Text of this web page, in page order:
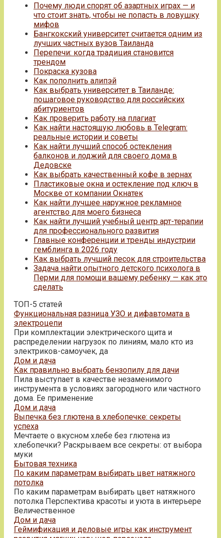
Почему люди спорят об азартных играх — и
что стоит знать, чтобы не попасть в ловушку
мифов
Бангкокский университет считается одним из
лучших частных вузов Таиланда
Перепечи: когда традиция становится
трендом
Покраска кузова
Как пополнить алипэй
Как выбрать университет в Таиланде:
пошаговое руководство для российских
абитуриентов
Как проверить работу на плагиат
Как найти настоящую любовь в Telegram:
реальные истории и советы
Как найти лучший способ остекления
балконов и лоджий для своего дома в
Дедовске
Как выбрать качественный кофе в зернах
Пластиковые окна и остекление под ключ в
Москве от компании Окнатек
Как найти лучшее наружное рекламное
агентство для моего бизнеса
Как найти лучший учебный центр арт-терапии
для профессионального развития
Главные конференции и тренды индустрии
гемблинга в 2026 году
Как выбрать лучший песок для строительства
Задача найти опытного детского психолога в
Перми для помощи вашему ребенку — как это
сделать
ТОП-5 статей
Функциональная разница УЗО и дифавтомата в
электроцепи
При комплектации электрического щита и
распределении нагрузок по линиям, мало кто из
электриков-самоучек, да
Дом и дача
Как правильно выбрать бензопилу для дачи
Пила выступает в качестве незаменимого
инструмента в условиях загородного или частного
дома. Ее применение
Дом и дача
Выпечка без глютена в хлебопечке: секреты
успеха
Мечтаете о вкусном хлебе без глютена из
хлебопечки? Раскрываем все секреты: от выбора
муки
Бытовая техника
По каким параметрам выбирать цвет натяжного
потолка
По каким параметрам выбирать цвет натяжного
потолка Перспектива красоты и уюта в интерьере
Величественное
Дом и дача
Геймификация и деловые игры как инструмент